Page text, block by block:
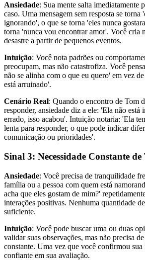
Ansiedade: Sua mente salta imediatamente
caso. Uma mensagem sem resposta se torna
ignorando', o que se torna 'eles nunca
torna 'nunca vou encontrar amor'. Você cria
desastre a partir de pequenos eventos.
Intuição: Você nota padrões ou
preocupam, mas não catastrofiza. Você
não se alinha com o que eu quero' em vez
está arruinado'.
Cenário Real: Quando o encontro de Tom
responder, ansiedade diz a ele: 'Ela não está
errado, isso acabou'. Intuição notaria: 'Ela
lenta para responder, o que pode indicar
comunicação ou prioridades'.
Sinal 3: Necessidade Constante
Ansiedade: Você precisa de tranquilidade
família ou a pessoa com quem está
acha que eles gostam de mim?'
interações positivas. Nenhuma quantidade
suficiente.
Intuição: Você pode buscar uma ou duas
validar suas observações, mas não precisa
constante. Uma vez que você confirmou sua
confiante em sua avaliação.